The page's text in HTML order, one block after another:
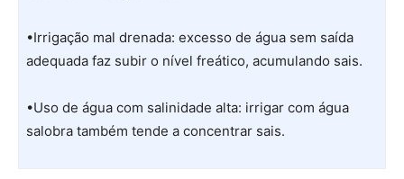
•Irrigação mal drenada: excesso de água sem saída
adequada faz subir o nível freático, acumulando sais.
•Uso de água com salinidade alta: irrigar com água
salobra também tende a concentrar sais.